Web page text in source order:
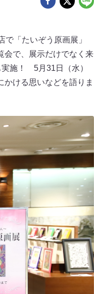
「たいぞう原画展」
会で、展示だけでなく来
実施！ 5月31日（水）
ける思いなどを語りま